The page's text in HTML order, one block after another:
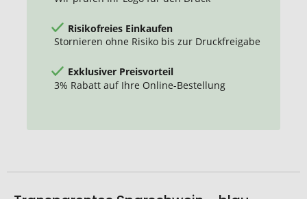
Risikofreies Einkaufen
Stornieren ohne Risiko bis zur Druckfreigabe
Exklusiver Preisvorteil
3% Rabatt auf Ihre Online-Bestellung